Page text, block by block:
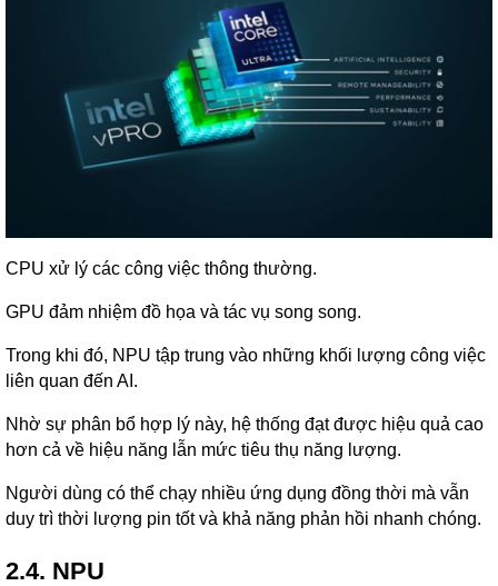
CPU xử lý các công việc thông thường.
GPU đảm nhiệm đồ họa và tác vụ song song.
Trong khi đó, NPU tập trung vào những khối lượng công việc
liên quan đến AI.
Nhờ sự phân bổ hợp lý này, hệ thống đạt được hiệu quả cao
hơn cả về hiệu năng lẫn mức tiêu thụ năng lượng.
Người dùng có thể chạy nhiều ứng dụng đồng thời mà vẫn
duy trì thời lượng pin tốt và khả năng phản hồi nhanh chóng.
2.4. NPU